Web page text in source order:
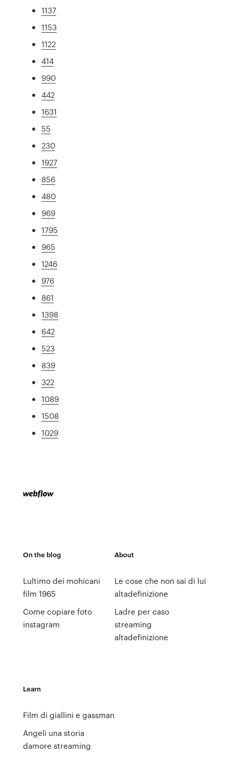
1137
1153
1122
414
990
442
1631
55
230
1927
856
480
969
1795
965
1246
976
861
1398
642
523
839
322
1089
1508
1029
On the blog
Lultimo dei mohicani
film 1965
Come copiare foto
instagram
About
Le cose che non sai di lui
altadefinizione
Ladre per caso
streaming
altadefinizione
Learn
Film di giallini e gassman
Angeli una storia
damore streaming